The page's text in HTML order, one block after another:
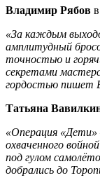
Владимир Рябов
«За каждым
амплитудный
точностью и
секретами
гордостью пишет
Татьяна
«Операция
охваченного
под гулом
добрались до